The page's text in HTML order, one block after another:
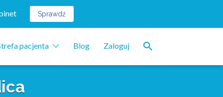
Sprawdź
pacjenta Blog Zaloguj